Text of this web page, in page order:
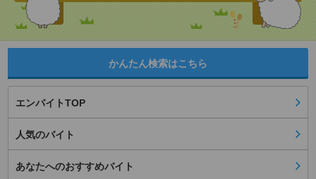
かんたん検索はこちら
エンバイトTOP
人気のバイト
あなたへのおすすめバイト